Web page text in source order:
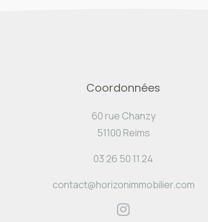
Coordonnées
60 rue Chanzy
51100 Reims
03 26 50 11 24
contact@horizonimmobilier.com